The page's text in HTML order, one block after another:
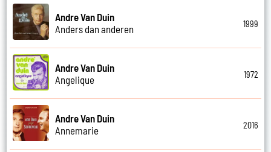
Andre Van Duin
Anders dan anderen
1999
Andre Van Duin
Angelique
1972
Andre Van Duin
Annemarie
2016